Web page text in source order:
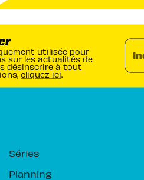
utilisée pour
sur les actualités de
désinscrire à tout
cliquez ici
Séries
Planning